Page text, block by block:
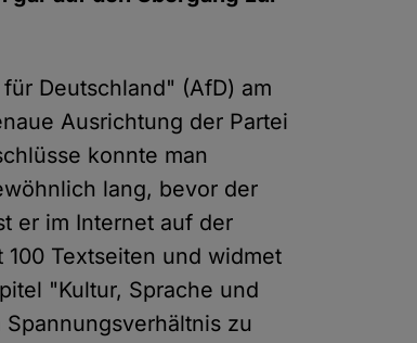
Deutschland" (AfD) am
Ausrichtung der Partei
konnte man
lang, bevor der
er im Internet auf der
100 Textseiten und widmet
"Kultur, Sprache und
zu